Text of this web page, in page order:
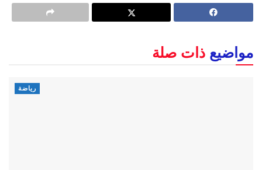
مواضيع ذات صلة
رياضة